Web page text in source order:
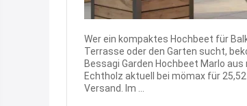
Wer ein kompaktes Hochbeet für
Terrasse oder den Garten sucht,
Bessagi Garden Hochbeet Marlo
Echtholz aktuell bei mömax für
Versand. Im ...